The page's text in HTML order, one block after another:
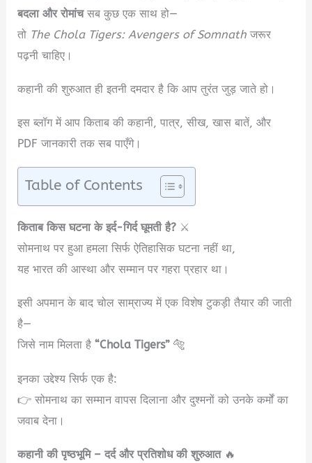
बदला और रोमांचसब कुछ एक साथ हो—
तो The Chola Tigers: Avengers of Somnath जरूर
पढ़नी चाहिए।
कहानी की शुरुआत ही इतनी दमदार है कि आप तुरंत जुड़ जाते हो।
इस ब्लॉग में आप किताब की कहानी, पात्र, सीख, खास बातें, और
PDF जानकारी तक सब पाएँगे।
Table of Contents
किताब किस घटना के इर्द-गिर्द घूमती है? ⚔️
सोमनाथ पर हुआ हमला सिर्फ ऐतिहासिक घटना नहीं था,
यह भारत की आस्था और सम्मान पर गहरा प्रहार था।
इसी अपमान के बाद चोल साम्राज्य में एक विशेष टुकड़ी तैयार की जाती
है—
जिसे नाम मिलता है“Chola Tigers” 🐅
इनका उद्देश्य सिर्फ एक है:
👉 सोमनाथ का सम्मान वापस दिलाना और दुश्मनों को उनके कर्मों का
जवाब देना।
कहानी की पृष्ठभूमि – दर्द और प्रतिशोध की शुरुआत🔥